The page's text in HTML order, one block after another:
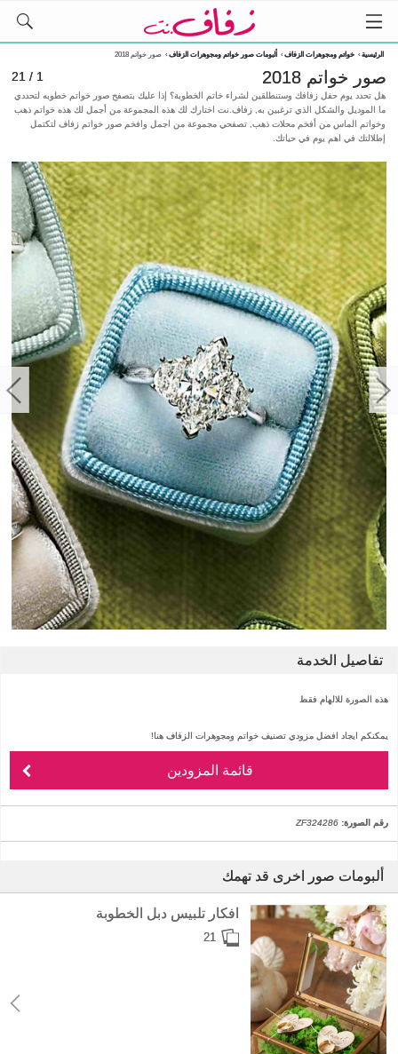
الرئيسية› خواتم ومجوهرات الزفاف› ألبومات صور خواتم ومجوهرات الزفاف› صور خواتم 2018
صور خواتم 2018 1 / 21
هل تحدد يوم حفل زفافك وستنطلقين لشراء خاتم الخطوبة؟ إذا عليك بتصفح صور خواتم خطوبه لتحددي
ما الموديل والشكل الذي ترغبين به, زفاف.نت اختارك لك هذه المجموعة من أجمل لك هذه خواتم ذهب
وخواتم الماس من أفخم محلات ذهب, تصفحي مجموعة من اجمل وافخم صور خواتم زفاف لتكتمل
إطلالتك في اهم يوم في حياتك.
تفاصيل الخدمة
هذه الصورة للالهام فقط
يمكنكم ايجاد افضل مزودي تصنيف خواتم ومجوهرات الزفاف هنا!
قائمة المزودين
رقم الصورة: ZF324286
ألبومات صور اخرى قد تهمك
افكار تلبيس دبل الخطوبة
21